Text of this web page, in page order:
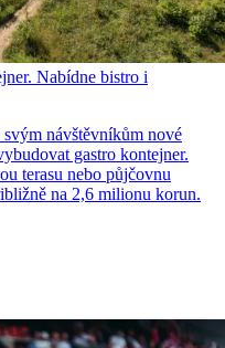
Nabídne bistro i
návštěvníkům nové
gastro kontejner.
terasu nebo půjčovnu
na 2,6 milionu korun.